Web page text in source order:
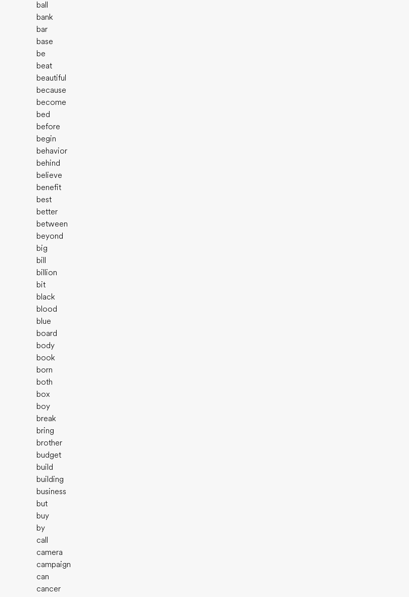
ball
bank
bar
base
be
beat
beautiful
because
become
bed
before
begin
behavior
behind
believe
benefit
best
better
between
beyond
big
bill
billion
bit
black
blood
blue
board
body
book
born
both
box
boy
break
bring
brother
budget
build
building
business
but
buy
by
call
camera
campaign
can
cancer